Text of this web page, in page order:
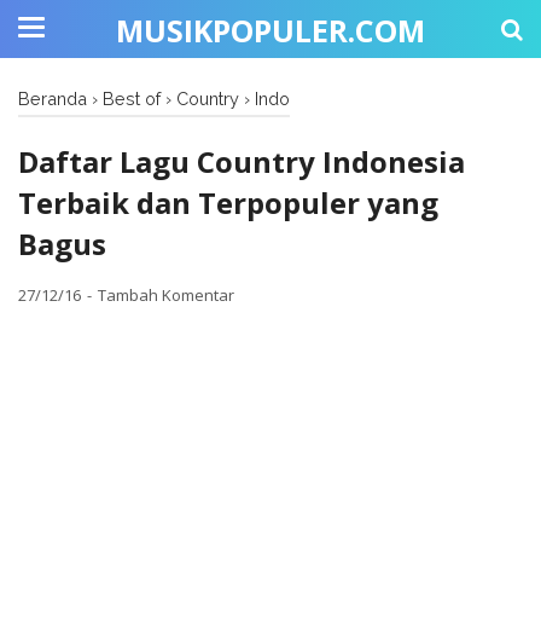
MUSIKPOPULER.COM
Beranda › Best of› Country › Indo
Daftar Lagu Country Indonesia
Terbaik dan Terpopuler yang
Bagus
27/12/16 Tambah Komentar